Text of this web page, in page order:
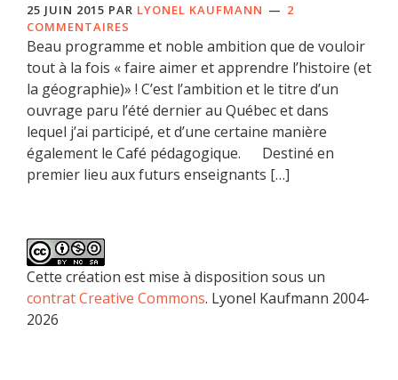
25 JUIN 2015 PAR LYONEL KAUFMANN
2
COMMENTAIRES
Beau programme et noble ambition que de vouloir
tout à la fois « faire aimer et apprendre l’histoire (et
la géographie)» ! C’est l’ambition et le titre d’un
ouvrage paru l’été dernier au Québec et dans
lequel j’ai participé, et d’une certaine manière
également le Café pédagogique. Destiné en
premier lieu aux futurs enseignants […]
Cette création est mise à disposition sous un
contrat Creative Commons. Lyonel Kaufmann 2004-
2026